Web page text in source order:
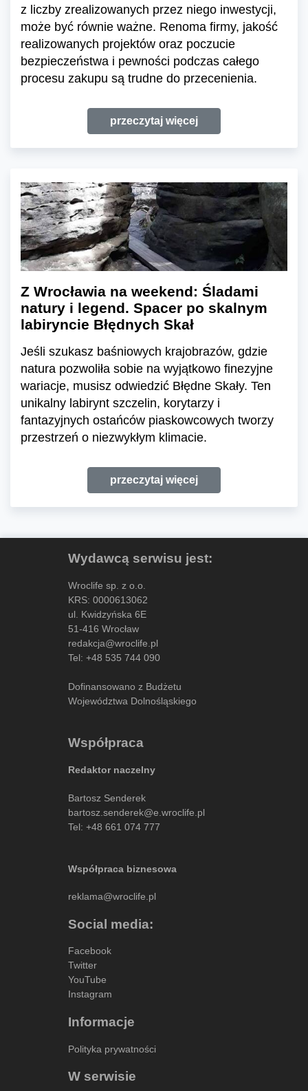
z liczby zrealizowanych przez niego inwestycji,
może być równie ważne. Renoma firmy, jakość
realizowanych projektów oraz poczucie
bezpieczeństwa i pewności podczas całego
procesu zakupu są trudne do przecenienia.
przeczytaj więcej
Z Wrocławia na weekend: Śladami
natury i legend. Spacer po skalnym
labiryncie Błędnych Skał
Jeśli szukasz baśniowych krajobrazów, gdzie
natura pozwoliła sobie na wyjątkowo finezyjne
wariacje, musisz odwiedzić Błędne Skały. Ten
unikalny labirynt szczelin, korytarzy i
fantazyjnych ostańców piaskowcowych tworzy
przestrzeń o niezwykłym klimacie.
przeczytaj więcej
Wydawcą serwisu jest:
Wroclife sp. z o.o.
KRS: 0000613062
ul. Kwidzyńska 6E
51-416 Wrocław
redakcja@wroclife.pl
Tel: +48 535 744 090
Dofinansowano z Budżetu
Województwa Dolnośląskiego
Współpraca
Redaktor naczelny
Bartosz Senderek
bartosz.senderek@e.wroclife.pl
Tel: +48 661 074 777
Współpraca biznesowa
reklama@wroclife.pl
Social media:
Facebook
Twitter
YouTube
Instagram
Informacje
Polityka prywatności
W serwisie